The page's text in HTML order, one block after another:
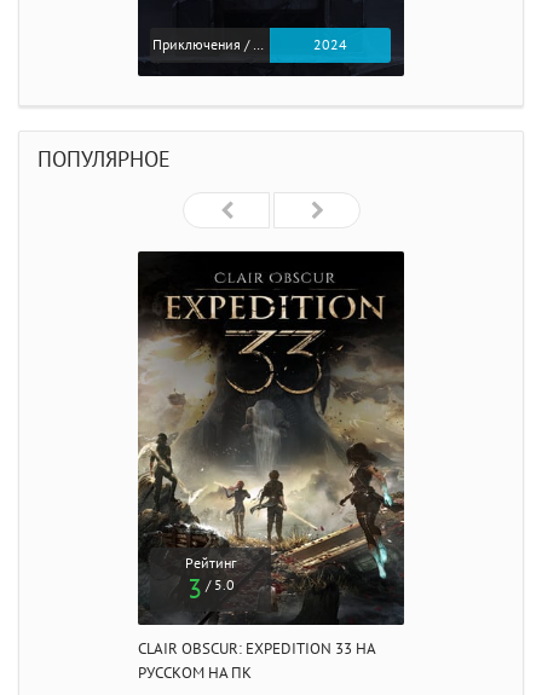
Приключения / Экшен 2024
ПОПУЛЯРНОЕ
Рейтинг
3 / 5.0
CLAIR OBSCUR: EXPEDITION 33 НА
РУССКОМ НА ПК